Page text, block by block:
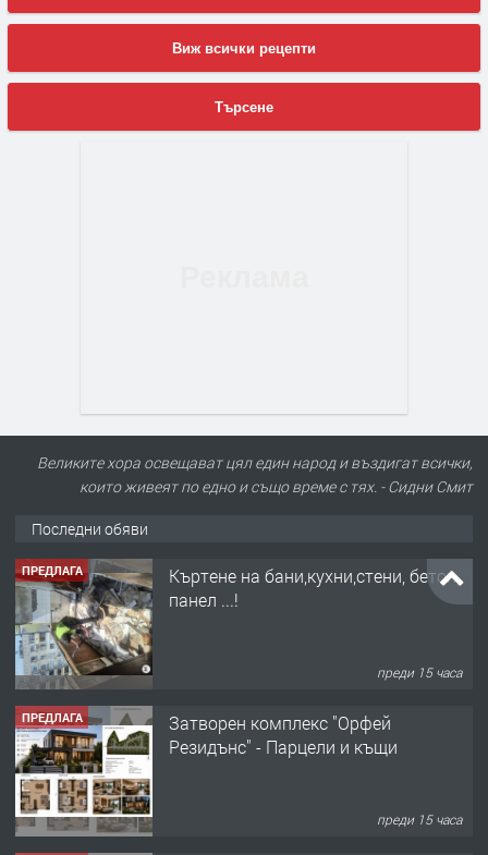
Виж всички рецепти
Търсене
Великите хора освещават цял един народ и въздигат всички,
които живеят по едно и също време с тях. - Сидни Смит
Последни обяви
ПРЕДЛАГА
Къртене на бани,кухни,стени, бетон,
панел ...!
преди 15 часа
ПРЕДЛАГА
Затворен комплекс "Орфей
Резидънс" - Парцели и къщи
преди 15 часа